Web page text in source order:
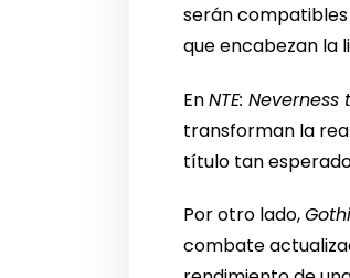
serán compatibles
que encabezan la
EnNTE: Neverness
transforman la
título tan
Por otro lado,
combate